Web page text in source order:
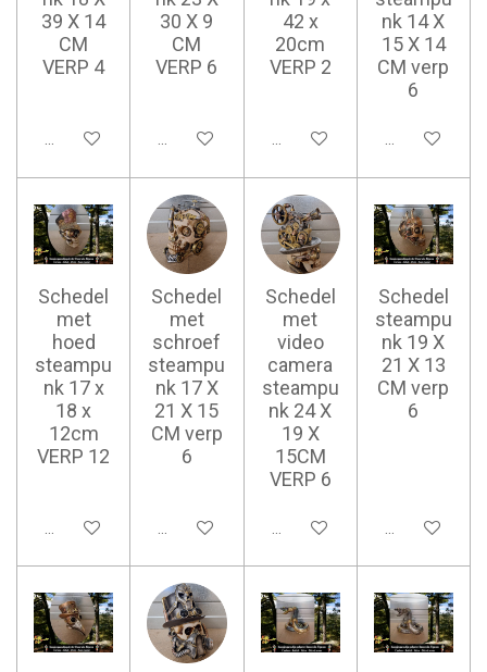
39 X 14
CM
VERP 4
Ajouter au panier
30 X 9
CM
VERP 6
Ajouter au panier
42 x
20cm
VERP 2
Ajouter au panier
nk 14 X
15 X 14
CM verp
6
Ajouter au
Schedel
met
hoed
steampu
nk 17 x
18 x
12cm
VERP 12
Ajouter au panier
Schedel
met
schroef
steampu
nk 17 X
21 X 15
CM verp
6
Ajouter au panier
Schedel
met
video
camera
steampu
nk 24 X
19 X
15CM
VERP 6
Ajouter au panier
Schedel
steampu
nk 19 X
21 X 13
CM verp
6
Ajouter au